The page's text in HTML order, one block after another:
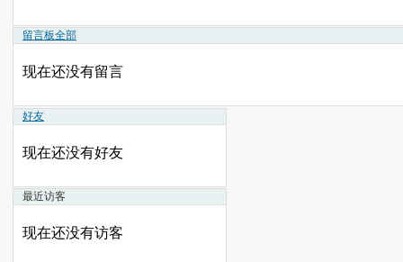
留言板全部
现在还没有留言
好友
现在还没有好友
最近访客
现在还没有访客